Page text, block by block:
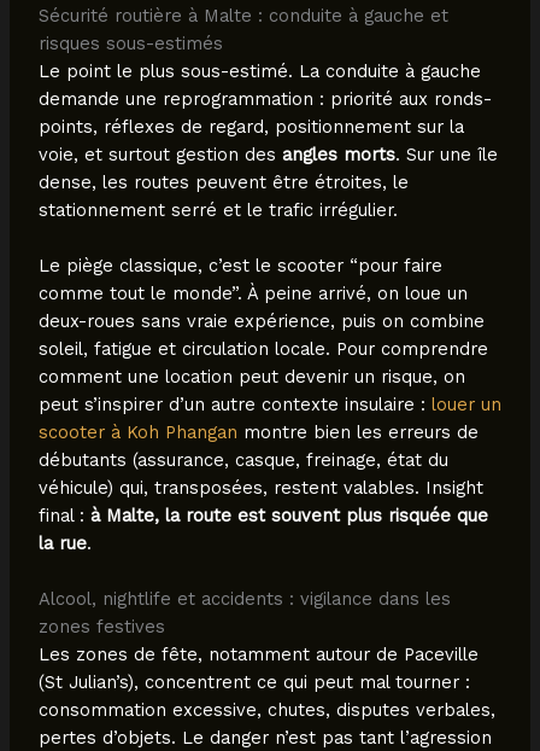
Sécurité routière à Malte : conduite à gauche et
risques sous-estimés
Le point le plus sous-estimé. La conduite à gauche
demande une reprogrammation : priorité aux ronds-
points, réflexes de regard, positionnement sur la
voie, et surtout gestion des angles morts. Sur une île
dense, les routes peuvent être étroites, le
stationnement serré et le trafic irrégulier.
Le piège classique, c’est le scooter “pour faire
comme tout le monde”. À peine arrivé, on loue un
deux-roues sans vraie expérience, puis on combine
soleil, fatigue et circulation locale. Pour comprendre
comment une location peut devenir un risque, on
peut s’inspirer d’un autre contexte insulaire : louer un
scooter à Koh Phangan montre bien les erreurs de
débutants (assurance, casque, freinage, état du
véhicule) qui, transposées, restent valables. Insight
final : à Malte, la route est souvent plus risquée que
la rue.
Alcool, nightlife et accidents : vigilance dans les
zones festives
Les zones de fête, notamment autour de Paceville
(St Julian’s), concentrent ce qui peut mal tourner :
consommation excessive, chutes, disputes verbales,
pertes d’objets. Le danger n’est pas tant l’agression